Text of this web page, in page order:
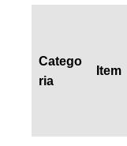
Catego
ria
Item